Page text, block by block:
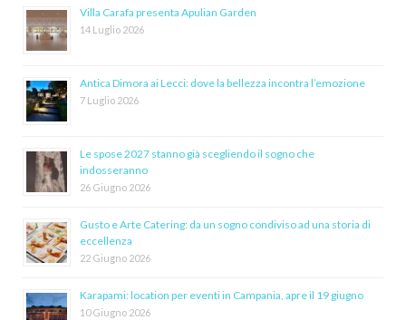
Villa Carafa presenta Apulian Garden
14 Luglio 2026
Antica Dimora ai Lecci: dove la bellezza incontra l’emozione
7 Luglio 2026
Le spose 2027 stanno già scegliendo il sogno che
indosseranno
26 Giugno 2026
Gusto e Arte Catering: da un sogno condiviso ad una storia di
eccellenza
22 Giugno 2026
Karapami: location per eventi in Campania, apre il 19 giugno
10 Giugno 2026